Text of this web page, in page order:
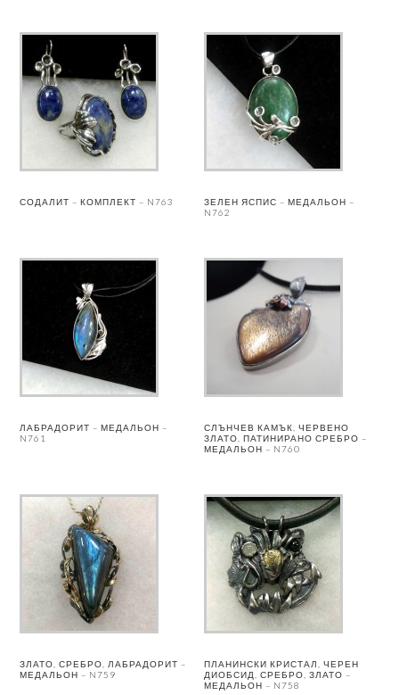
СОДАЛИТ – КОМПЛЕКТ – N763
ЗЕЛЕН ЯСПИС – МЕДАЛЬОН –
N762
ЛАБРАДОРИТ – МЕДАЛЬОН –
N761
СЛЪНЧЕВ КАМЪК, ЧЕРВЕНО
ЗЛАТО, ПАТИНИРАНО СРЕБРО –
МЕДАЛЬОН – N760
ЗЛАТО, СРЕБРО, ЛАБРАДОРИТ –
МЕДАЛЬОН – N759
ПЛАНИНСКИ КРИСТАЛ, ЧЕРЕН
ДИОБСИД, СРЕБРО, ЗЛАТО –
МЕДАЛЬОН – N758